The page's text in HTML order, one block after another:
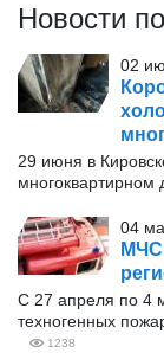
Новости
02
29 июня в
многоквартирном
04
МЧС
С 27 апреля по 4
техногенных
1238